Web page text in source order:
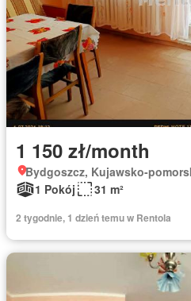
1 150 zł/month
Bydgoszcz, Kujawsko-
1 Pokój
31 m²
2 tygodnie, 1 dzień temu w Rentola